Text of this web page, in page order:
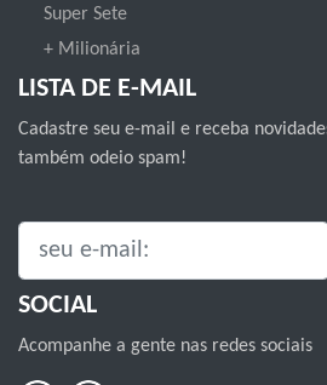
Super Sete
+ Milionária
LISTA DE E-MAIL
Cadastre seu e-mail e receba
também odeio spam!
SEU E-MAIL:
SOCIAL
Acompanhe a gente nas redes sociais